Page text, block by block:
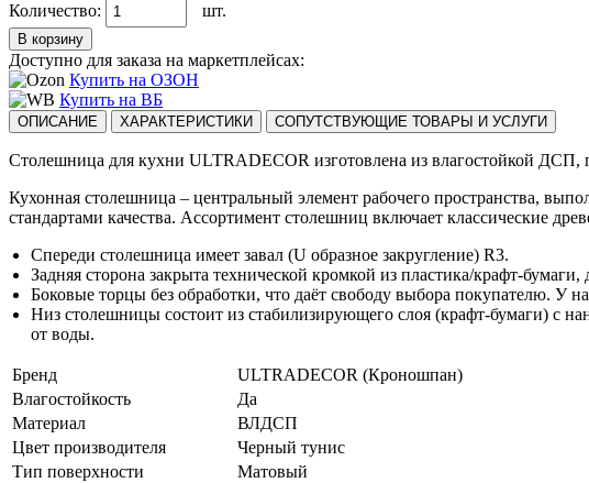
Количество:
шт.
В корзину
Доступно для заказа на маркетплейсах:
Купить на ОЗОН
Купить на ВБ
ОПИСАНИЕ ХАРАКТЕРИСТИКИ СОПУТСТВУЮЩИЕ ТОВАРЫ И УСЛУГИ
Столешница для кухни ULTRADECOR изготовлена из влагостойкой
Кухонная столешница – центральный элемент рабочего пространства,
стандартами качества. Ассортимент столешниц включает классические
Спереди столешница имеет завал (U образное закругление) R3.
Задняя сторона закрыта технической кромкой из пластика/крафт-
Боковые торцы без обработки, что даёт свободу выбора покупателю. У
Низ столешницы состоит из стабилизирующего слоя (крафт-бумаги) с
от воды.
Бренд
ULTRADECOR (Кроношпан)
Влагостойкость
Да
Материал
ВЛДСП
Цвет производителя
Черный тунис
Тип поверхности
Матовый